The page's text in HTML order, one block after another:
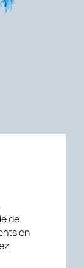
de
en